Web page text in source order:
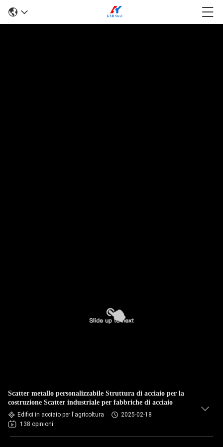
Scatter metallo personalizzabile Struttura di acciaio per la
costruzione Scatter industriale per fabbriche di acciaio
Edifici in acciaio per l'agricoltura
2025-02-18
138 opinioni